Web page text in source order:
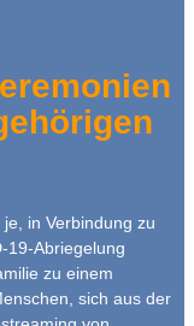
in Verbindung zu
19-Abriegelung
zu einem
sich aus der